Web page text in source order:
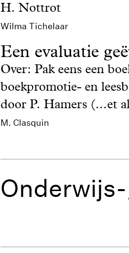
H. Nottrot
Wilma Tichelaar
Een evaluatie
Over: Pak eens een
boekpromotie- en
door P. Hamers (...et
M. Clasquin